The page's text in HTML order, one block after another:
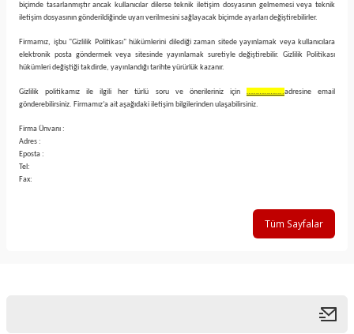
biçimde tasarlanmıştır ancak kullanıcılar dilerse teknik iletişim dosyasının gelmemesi veya teknik
iletişim dosyasının gönderildiğinde uyarı verilmesini sağlayacak biçimde ayarları değiştirebilirler.
Firmamız, işbu "Gizlilik Politikası" hükümlerini dilediği zaman sitede yayınlamak veya kullanıcılara
elektronik posta göndermek veya sitesinde yayınlamak suretiyle değiştirebilir. Gizlilik Politikası
hükümleri değiştiği takdirde, yayınlandığı tarihte yürürlük kazanır.
Gizlilik politikamız ile ilgili her türlü soru ve önerileriniz için ………………..adresine email
gönderebilirsiniz. Firmamız’a ait aşağıdaki iletişim bilgilerinden ulaşabilirsiniz.
Firma Ünvanı :
Adres :
Eposta :
Tel:
Fax:
Tüm Sayfalar